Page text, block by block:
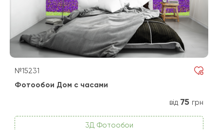
№15231
Фотообои Дом с часами
від 75 грн
3Д Фотообои